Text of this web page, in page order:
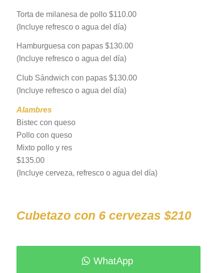
Torta de milanesa de pollo $110.00
(Incluye refresco o agua del día)
Hamburguesa con papas $130.00
(Incluye refresco o agua del día)
Club Sándwich con papas $130.00
(Incluye refresco o agua del día)
Alambres
Bistec con queso
Pollo con queso
Mixto pollo y res
$135.00
(Incluye cerveza, refresco o agua del día)
Cubetazo con 6 cervezas $210
WhatApp